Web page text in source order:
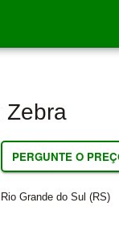
Zebra
PERGUNTE O
Grande do Sul (RS)